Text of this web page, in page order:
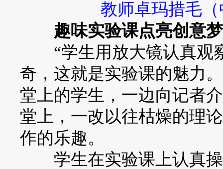
教师卓玛措毛
趣味实验课点亮创意
“学生用放大镜认真观
奇，这就是实验课的魅力
堂上的学生，一边向记者
堂上，一改以往枯燥的理
作的乐趣。
学生在实验课上认真操